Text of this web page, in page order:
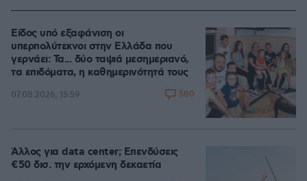
Είδος υπό εξαφάνιση οι
υπερπολύτεκνοι στην Ελλάδα που
γερνάει: Τα... δύο ταψιά μεσημεριανό,
τα επιδόματα, η καθημερινότητά τους
07.08.2026, 15:59 580
Άλλος για data center; Επενδύσεις
€50 δισ. την ερχόμενη δεκαετία